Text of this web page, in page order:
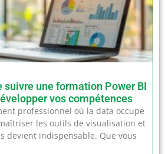
suivre une formation Power BI
vos compétences
professionnel où la data occupe
les outils de visualisation et
devient indispensable. Que vous